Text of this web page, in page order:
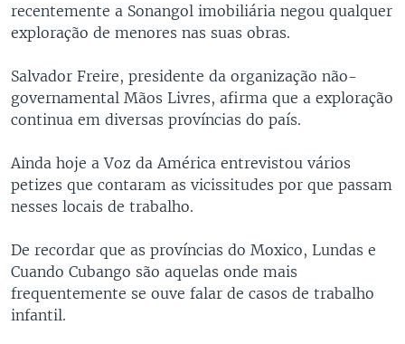
recentemente a Sonangol imobiliária negou qualquer
exploração de menores nas suas obras.
Salvador Freire, presidente da organização não-
governamental Mãos Livres, afirma que a exploração
continua em diversas províncias do país.
Ainda hoje a Voz da América entrevistou vários
petizes que contaram as vicissitudes por que passam
nesses locais de trabalho.
De recordar que as províncias do Moxico, Lundas e
Cuando Cubango são aquelas onde mais
frequentemente se ouve falar de casos de trabalho
infantil.